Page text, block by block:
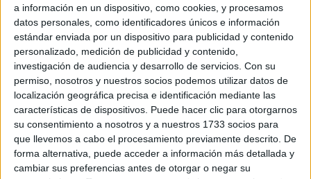
a información en un dispositivo, como cookies, y procesamos
datos personales, como identificadores únicos e información
estándar enviada por un dispositivo para publicidad y contenido
personalizado, medición de publicidad y contenido,
investigación de audiencia y desarrollo de servicios. Con su
permiso, nosotros y nuestros socios podemos utilizar datos de
localización geográfica precisa e identificación mediante las
características de dispositivos. Puede hacer clic para otorgarnos
su consentimiento a nosotros y a nuestros 1733 socios para
que llevemos a cabo el procesamiento previamente descrito. De
forma alternativa, puede acceder a información más detallada y
cambiar sus preferencias antes de otorgar o negar su